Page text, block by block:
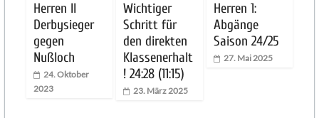
Herren II
Derbysieger
gegen
Nußloch
24. Oktober
2023
Wichtiger
Schritt für
den direkten
Klassenerhalt
! 24:28 (11:15)
23. März 2025
Herren 1:
Abgänge
Saison 24/25
27. Mai 2025